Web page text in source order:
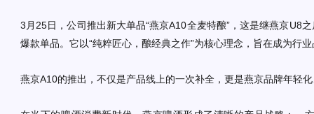
3月25日，公司推出新大单品“燕京A10全麦特酿”，这是继燕京U8
爆款单品。它以“纯粹匠心，酿经典之作”为核心理念，旨在成为行
燕京A10的推出，不仅是产品线上的一次补全，更是燕京品牌年轻